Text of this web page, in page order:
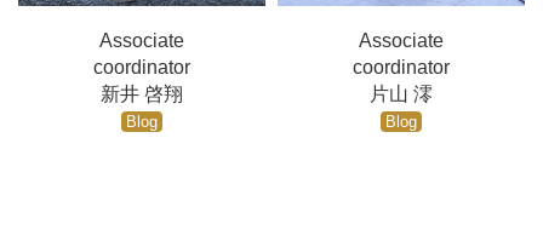
Associate
coordinator
新井 啓翔
Blog
Associate
coordinator
片山 澪
Blog